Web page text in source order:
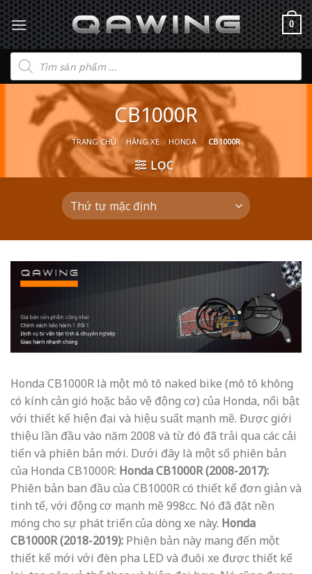
0
Tìm
kiếm
sản
phẩm
CB1000R
TRANG CHỦ / HÃNG XE / HONDA / CB1000R
LỌC
Honda CB1000R là một mô tô naked bike (mô tô không
có kính cản gió hoặc bảo vệ động cơ) của Honda, nổi bật
với thiết kế hiện đại và hiệu suất mạnh mẽ. Được giới
thiệu lần đầu vào năm 2008 và từ đó đã trải qua các cải
tiến và phiên bản mới. Dưới đây là một số phiên bản
của Honda CB1000R: Honda CB1000R (2008-2017):
Phiên bản ban đầu của CB1000R có thiết kế đơn giản và
tinh tế, với động cơ mạnh mẽ 998cc. Nó đã đặt nền
móng cho sự phát triển của dòng xe này. Honda
CB1000R (2018-2019): Phiên bản này mang đến một
thiết kế mới với đèn pha LED và đuôi xe được thiết kế